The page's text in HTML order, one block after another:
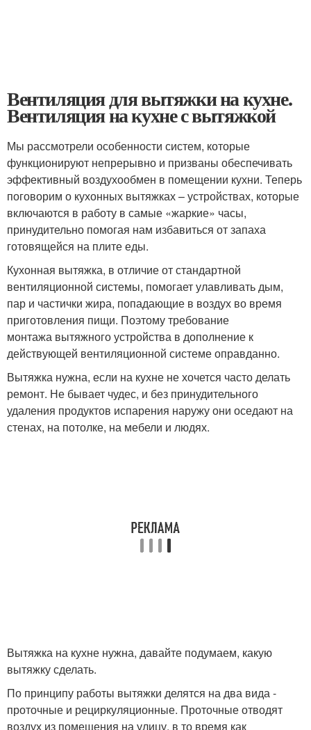
Вентиляция для вытяжки на кухне.
Вентиляция на кухне с вытяжкой
Мы рассмотрели особенности систем, которые
функционируют непрерывно и призваны обеспечивать
эффективный воздухообмен в помещении кухни. Теперь
поговорим о кухонных вытяжках – устройствах, которые
включаются в работу в самые «жаркие» часы,
принудительно помогая нам избавиться от запаха
готовящейся на плите еды.
Кухонная вытяжка, в отличие от стандартной
вентиляционной системы, помогает улавливать дым,
пар и частички жира, попадающие в воздух во время
приготовления пищи. Поэтому требование
монтажа вытяжного устройства в дополнение к
действующей вентиляционной системе оправданно.
Вытяжка нужна, если на кухне не хочется часто делать
ремонт. Не бывает чудес, и без принудительного
удаления продуктов испарения наружу они оседают на
стенах, на потолке, на мебели и людях.
Вытяжка на кухне нужна, давайте подумаем, какую
вытяжку сделать.
По принципу работы вытяжки делятся на два вида -
проточные и рециркуляционные. Проточные отводят
воздух из помещения на улицу, в то время как